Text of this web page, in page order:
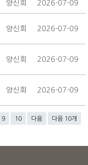
양신회 2026-07-09
양신회 2026-07-09
양신회 2026-07-09
양신회 2026-07-09
9 10 다음 다음 10개